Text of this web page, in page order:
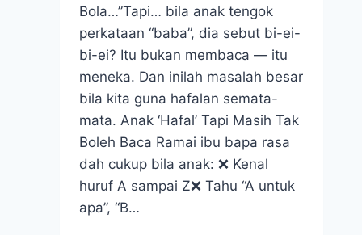
Bola…”Tapi… bila anak tengok
perkataan “baba”, dia sebut bi-ei-
bi-ei? Itu bukan membaca — itu
meneka. Dan inilah masalah besar
bila kita guna hafalan semata-
mata. Anak ‘Hafal’ Tapi Masih Tak
Boleh Baca Ramai ibu bapa rasa
dah cukup bila anak: ❌ Kenal
huruf A sampai Z❌ Tahu “A untuk
apa”, “B…